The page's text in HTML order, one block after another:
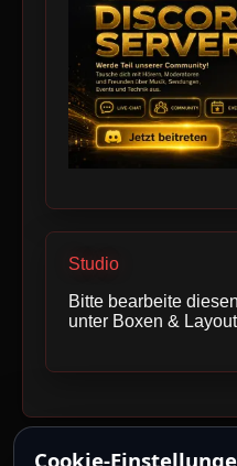
Studio
Bitte bearbeite
unter Boxen &
Cookie-